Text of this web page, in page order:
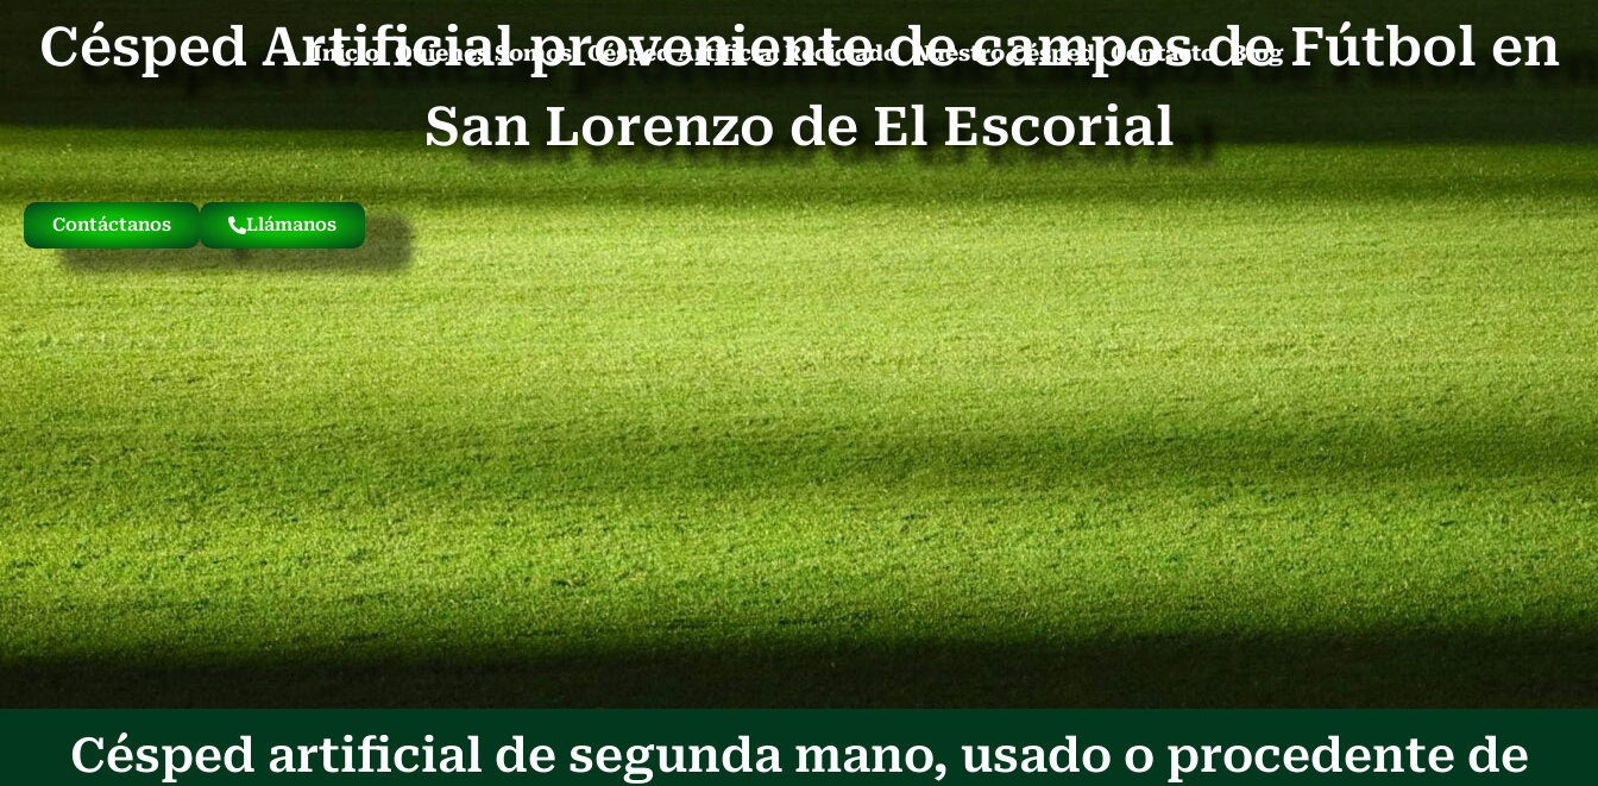
Inicio Quienes Somos Césped Artificial Reciclado Nuestro Césped Contacto Blog
Césped Artificial proveniente de campos de Fútbol en
San Lorenzo de El Escorial
Contáctanos Llámanos
Césped artificial de segunda mano, usado o procedente de